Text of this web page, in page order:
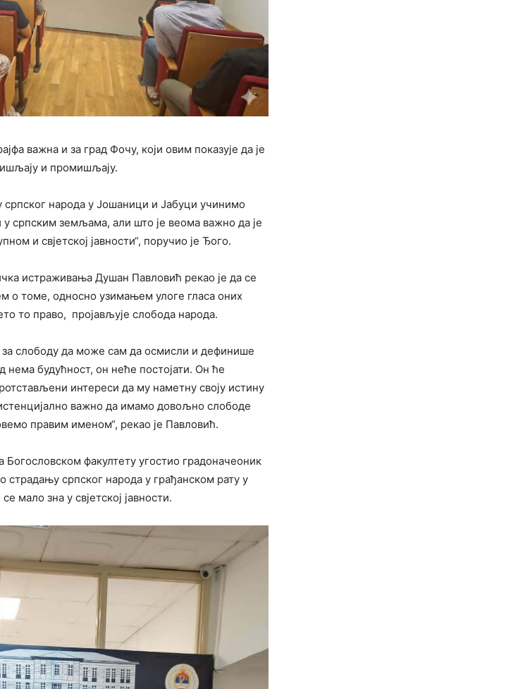
важна и за град Фочу, који овим показује да је
и промишљају.
српског народа у Јошаници и Јабуци учинимо
српским земљама, али што је веома важно да је
и свјетској јавности“, поручио је Ђого.
истраживања Душан Павловић рекао је да се
о томе, односно узимањем улоге гласа оних
то право, пројављује слобода народа.
за слободу да може сам да осмисли и дефинише
нема будућност, он неће постојати. Он ће
интереси да му наметну своју истину
важно да имамо довољно слободе
правим именом“, рекао је Павловић.
факултету угостио градоначеоник
страдању српског народа у грађанском рату у
мало зна у свјетској јавности.